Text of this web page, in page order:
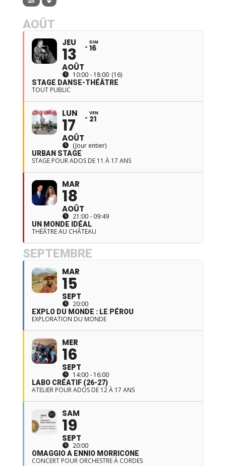
AOÛT
JEU
13
AOÛT
DIM
16
10:00 - 18:00 (16)
STAGE DANSE-THÉÂTRE
TOUT PUBLIC
LUN
17
AOÛT
VEN
21
(Jour entier)
URBAN STAGE
STAGE POUR ADOS DE 11 À 17 ANS
MAR
18
AOÛT
21:00 - 09:49
UN MONDE IDÉAL
THÉÂTRE AU CHÂTEAU
SEPTEMBRE
MAR
15
SEPT
20:00
EXPLO DU MONDE : LE PÉROU
EXPLORATION DU MONDE
MER
16
SEPT
14:00 - 16:00
LABO CRÉATIF (26-27)
ATELIER POUR ADOS DE 12 À 17 ANS
SAM
19
SEPT
20:00
OMAGGIO A ENNIO MORRICONE
CONCERT POUR ORCHESTRE À CORDES